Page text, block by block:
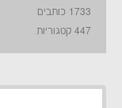
1733 כותבים
447 קטגוריות